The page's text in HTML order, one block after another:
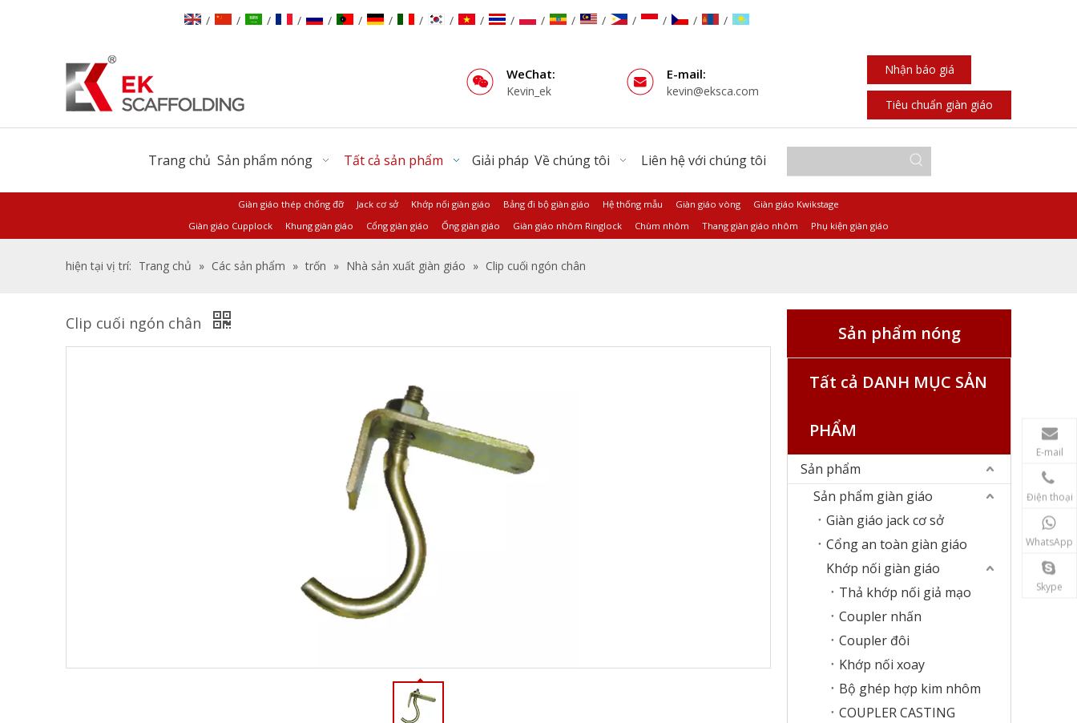
/ / / / / / / / / / / / / / / / / /
E-mail
Điện thoại
WhatsApp
Skype
WeChat:
Kevin_ek
E-mail:
kevin@eksca.com
Nhận báo giá
Tiêu chuẩn giàn giáo
Trang chủ Sản phẩm nóng Tất cả sản phẩm Giải pháp Về chúng tôi Liên hệ với chúng tôi
Giàn giáo thép chống đỡ Jack cơ sở Khớp nối giàn giáo Bảng đi bộ giàn giáo Hệ thống mẫu Giàn giáo vòng
Giàn giáo Kwikstage
Giàn giáo Cupplock
Khung giàn giáo Cổng giàn giáo Ống giàn giáo Giàn giáo nhôm Ringlock Chùm nhôm Thang giàn giáo nhôm Phụ kiện giàn giáo
hiện tại vị trí: Trang chủ » Các sản phẩm » trốn » Nhà sản xuất giàn giáo » Clip cuối ngón chân
Clip cuối ngón chân Sản phẩm nóng
Tất cả DANH MỤC SẢN
PHẨM
Sản phẩm
Sản phẩm giàn giáo
Giàn giáo jack cơ sở
Cổng an toàn giàn giáo
Khớp nối giàn giáo
Thả khớp nối giả mạo
Coupler nhấn
Coupler đôi
Khớp nối xoay
Bộ ghép hợp kim nhôm
COUPLER CASTING